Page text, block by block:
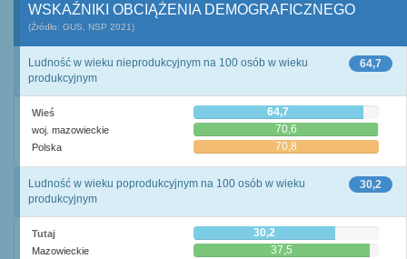
WSKAŹNIKI OBCIĄŻENIA DEMOGRAFICZNEGO
(Źródło: GUS, NSP 2021)
64,7
Ludność w wieku nieprodukcyjnym na 100 osób w wieku
produkcyjnym
Wieś 64,7
woj. mazowieckie 70,6
Polska 70,8
30,2
Ludność w wieku poprodukcyjnym na 100 osób w wieku
produkcyjnym
Tutaj 30,2
Mazowieckie 37,5